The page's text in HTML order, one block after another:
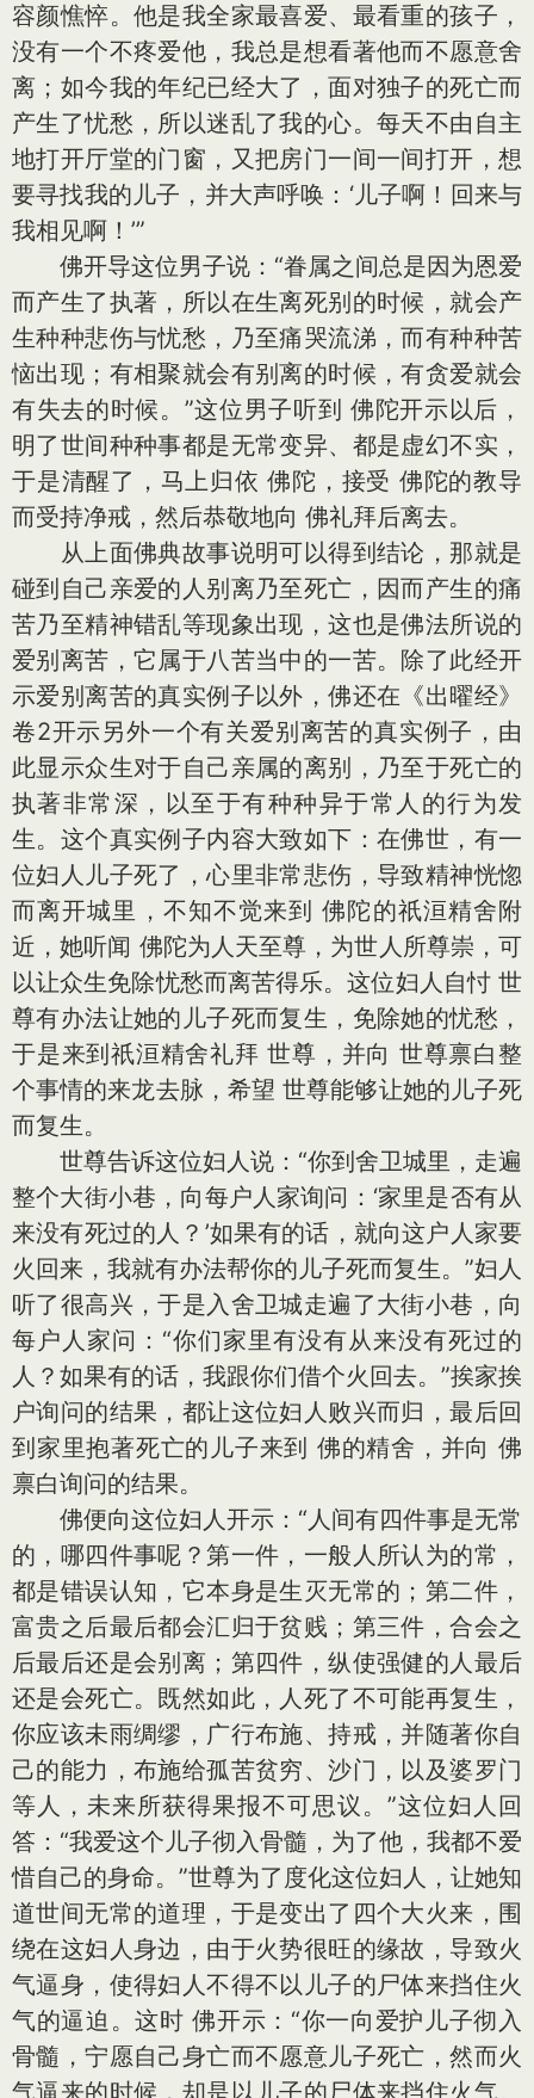
容颜憔悴。他是我全家最喜爱、最看重的孩子，
没有一个不疼爱他，我总是想看著他而不愿意舍
离；如今我的年纪已经大了，面对独子的死亡而
产生了忧愁，所以迷乱了我的心。每天不由自主
地打开厅堂的门窗，又把房门一间一间打开，想
要寻找我的儿子，并大声呼唤：‘儿子啊！回来与
我相见啊！’”
佛开导这位男子说：“眷属之间总是因为恩爱
而产生了执著，所以在生离死别的时候，就会产
生种种悲伤与忧愁，乃至痛哭流涕，而有种种苦
恼出现；有相聚就会有别离的时候，有贪爱就会
有失去的时候。”这位男子听到 佛陀开示以后，
明了世间种种事都是无常变异、都是虚幻不实，
于是清醒了，马上归依 佛陀，接受 佛陀的教导
而受持净戒，然后恭敬地向 佛礼拜后离去。
从上面佛典故事说明可以得到结论，那就是
碰到自己亲爱的人别离乃至死亡，因而产生的痛
苦乃至精神错乱等现象出现，这也是佛法所说的
爱别离苦，它属于八苦当中的一苦。除了此经开
示爱别离苦的真实例子以外，佛还在《出曜经》
卷2开示另外一个有关爱别离苦的真实例子，由
此显示众生对于自己亲属的离别，乃至于死亡的
执著非常深，以至于有种种异于常人的行为发
生。这个真实例子内容大致如下：在佛世，有一
位妇人儿子死了，心里非常悲伤，导致精神恍惚
而离开城里，不知不觉来到 佛陀的祇洹精舍附
近，她听闻 佛陀为人天至尊，为世人所尊崇，可
以让众生免除忧愁而离苦得乐。这位妇人自忖 世
尊有办法让她的儿子死而复生，免除她的忧愁，
于是来到祇洹精舍礼拜 世尊，并向 世尊禀白整
个事情的来龙去脉，希望 世尊能够让她的儿子死
而复生。
世尊告诉这位妇人说：“你到舍卫城里，走遍
整个大街小巷，向每户人家询问：‘家里是否有从
来没有死过的人？’如果有的话，就向这户人家要
火回来，我就有办法帮你的儿子死而复生。”妇人
听了很高兴，于是入舍卫城走遍了大街小巷，向
每户人家问：“你们家里有没有从来没有死过的
人？如果有的话，我跟你们借个火回去。”挨家挨
户询问的结果，都让这位妇人败兴而归，最后回
到家里抱著死亡的儿子来到 佛的精舍，并向 佛
禀白询问的结果。
佛便向这位妇人开示：“人间有四件事是无常
的，哪四件事呢？第一件，一般人所认为的常，
都是错误认知，它本身是生灭无常的；第二件，
富贵之后最后都会汇归于贫贱；第三件，合会之
后最后还是会别离；第四件，纵使强健的人最后
还是会死亡。既然如此，人死了不可能再复生，
你应该未雨绸缪，广行布施、持戒，并随著你自
己的能力，布施给孤苦贫穷、沙门，以及婆罗门
等人，未来所获得果报不可思议。”这位妇人回
答：“我爱这个儿子彻入骨髓，为了他，我都不爱
惜自己的身命。”世尊为了度化这位妇人，让她知
道世间无常的道理，于是变出了四个大火来，围
绕在这妇人身边，由于火势很旺的缘故，导致火
气逼身，使得妇人不得不以儿子的尸体来挡住火
气的逼迫。这时 佛开示：“你一向爱护儿子彻入
骨髓，宁愿自己身亡而不愿意儿子死亡，然而火
气逼来的时候，却是以儿子的尸体来挡住火气。